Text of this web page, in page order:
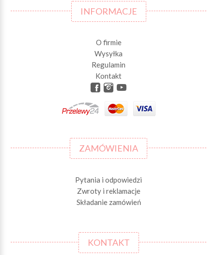
INFORMACJE
O firmie
Wysyłka
Regulamin
Kontakt
ZAMÓWIENIA
Pytania i odpowiedzi
Zwroty i reklamacje
Składanie zamówień
KONTAKT